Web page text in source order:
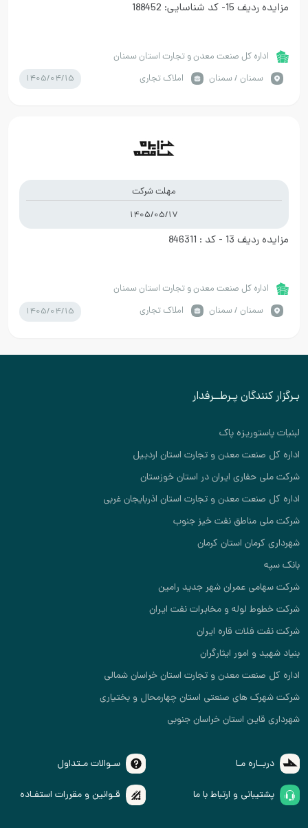
مزایده ردیف 15- کد شناسایی: 188452
اداره کل صنعت معدن و تجارت استان سمنان
سمنان / سمنان
املاک تجاری 1405/04/15
مهلت شرکت
1405/05/17
مزایده ردیف 13 - کد : 846311
اداره کل صنعت معدن و تجارت استان سمنان
سمنان / سمنان
املاک تجاری 1405/04/15
بـرگزار کنندگان پـرطــرفدار
لبنیات پاستوریزه پاک
اداره کل صنعت معدن و تجارت استان اردبیل
شرکت ملی حفاری ایران در استان خوزستان
اداره کل صنعت معدن و تجارت استان اذربایجان غربی
شرکت ملی مناطق نفت خیز جنوب
شهرداری کرمان استان کرمان
بانک سپه
شرکت سهامی عمران شهر جدید رامین
شرکت خطوط لوله و مخابرات نفت ایران
شرکت نفت فلات قاره ایران
بنیاد شهید و امور ایثارگران
اداره کل صنعت معدن و تجارت استان خراسان شمالی
شرکت شهرک های صنعتی استان چهارمحال و بختیاری
شهرداری قاین استان خراسان جنوبی
دربــاره مـا سـوالات مـتداول
پشتیبانی و ارتباط با ما قـوانین و مقررات استفـاده